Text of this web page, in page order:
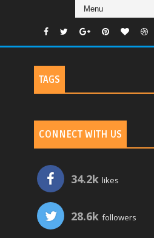
TAGS
CONNECT WITH US
34.2k likes
28.6k followers